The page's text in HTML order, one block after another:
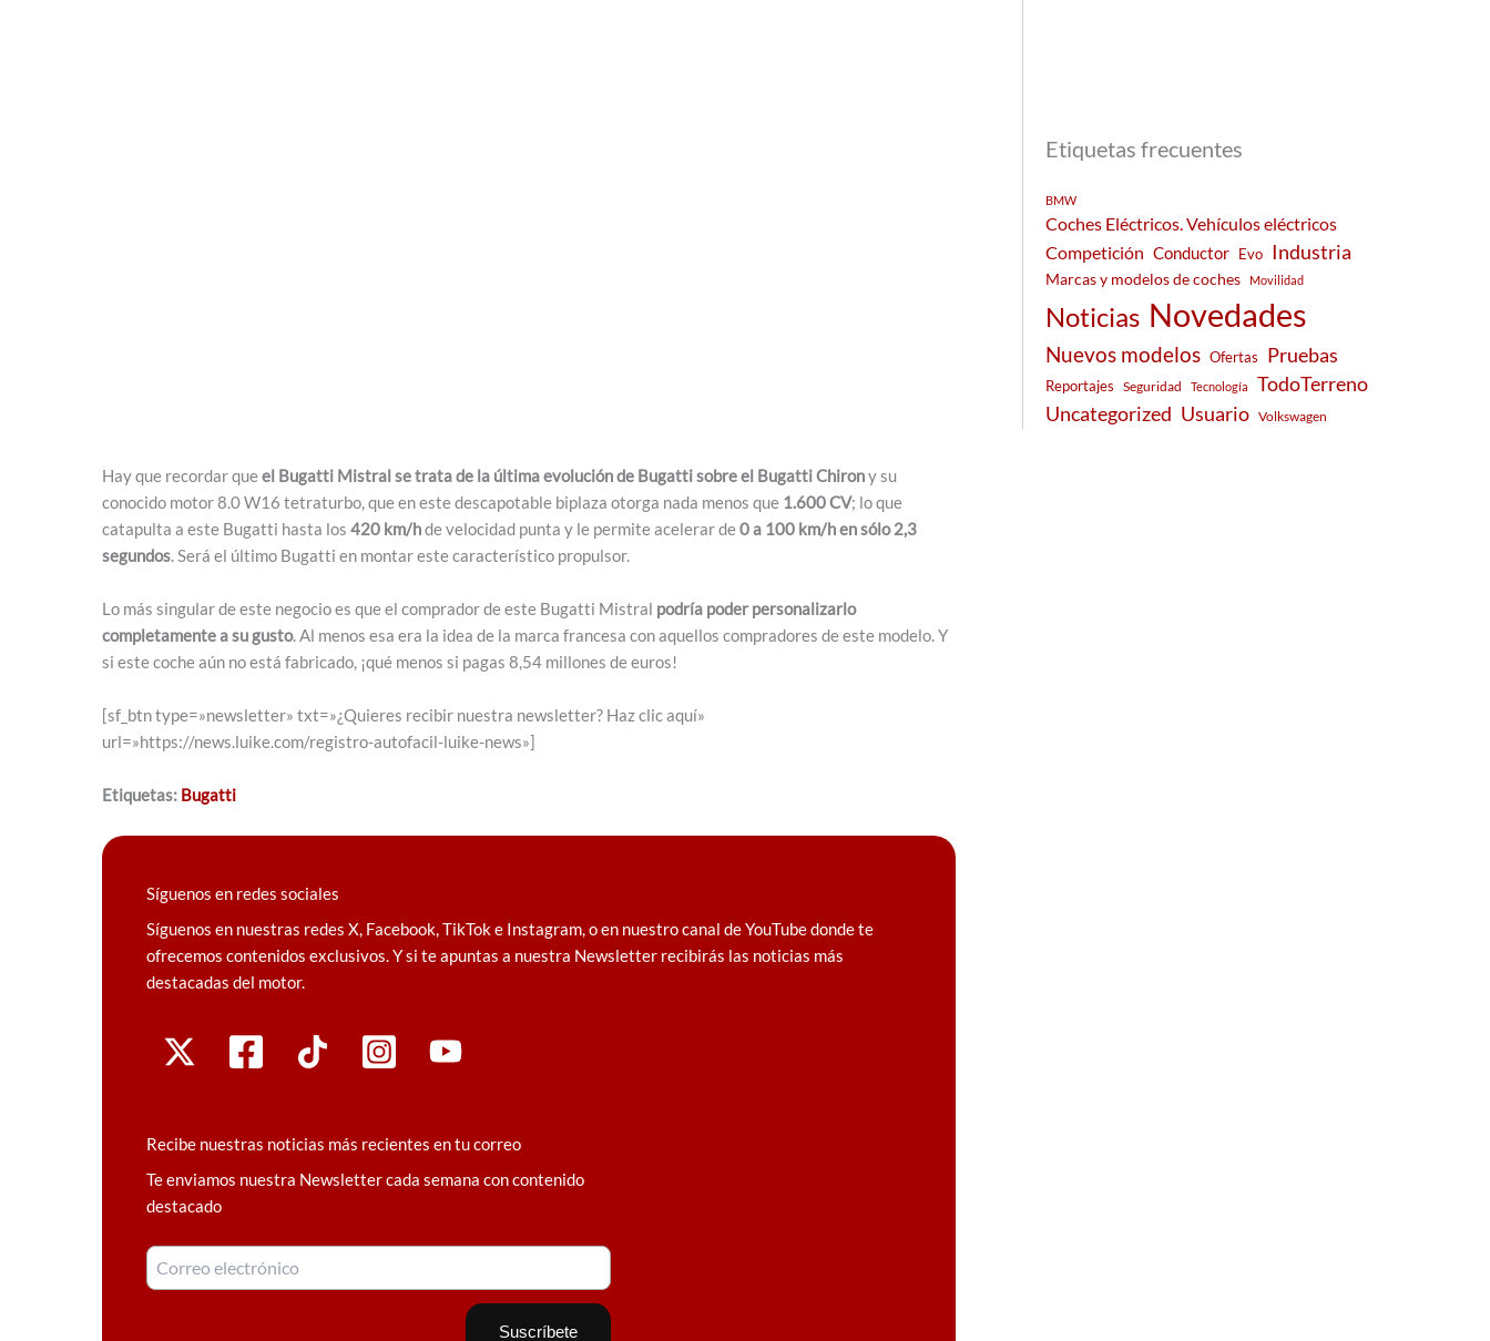
Hay que recordar queel Bugatti Mistral se trata de la última evolución de Bugatti sobre el Bugatti Chirony su
conocido motor 8.0 W16 tetraturbo, que en este descapotable biplaza otorga nada menos que 1.600 CV; lo que
catapulta a este Bugatti hasta los 420 km/hde velocidad punta y le permite acelerar de0 a 100 km/h en sólo 2,3
segundos. Será el último Bugatti en montar este característico propulsor.
Lo más singular de este negocio es que el comprador de este Bugatti Mistral podría poder personalizarlo
completamente a su gusto. Al menos esa era la idea de la marca francesa con aquellos compradores de este modelo. Y
si este coche aún no está fabricado, ¡qué menos si pagas 8,54 millones de euros!
[sf_btn type=»newsletter» txt=»¿Quieres recibir nuestra newsletter? Haz clic aquí»
url=»https://news.luike.com/registro-autofacil-luike-news»]
Etiquetas: Bugatti
Síguenos en redes sociales
Síguenos en nuestras redes X, Facebook, TikTok e Instagram, o en nuestro canal de YouTube donde te
ofrecemos contenidos exclusivos. Y si te apuntas a nuestra Newsletter recibirás las noticias más
destacadas del motor.
Recibe nuestras noticias más recientes en tu correo
Te enviamos nuestra Newsletter cada semana con contenido
destacado
Etiquetas frecuentes
BMW
Coches Eléctricos. Vehículos eléctricos
Competición Conductor Evo Industria
Marcas y modelos de coches Movilidad
Noticias Novedades
Nuevos modelos Ofertas Pruebas
Reportajes Seguridad Tecnología
TodoTerreno
Uncategorized Usuario Volkswagen